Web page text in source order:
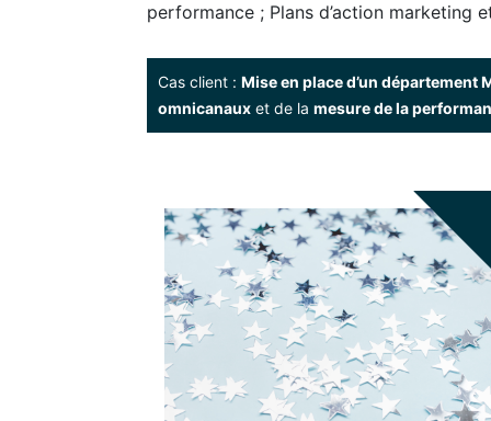
performance ; Plans d’action marketing
Cas client : Mise en place d’un département
omnicanaux et de la mesure de la